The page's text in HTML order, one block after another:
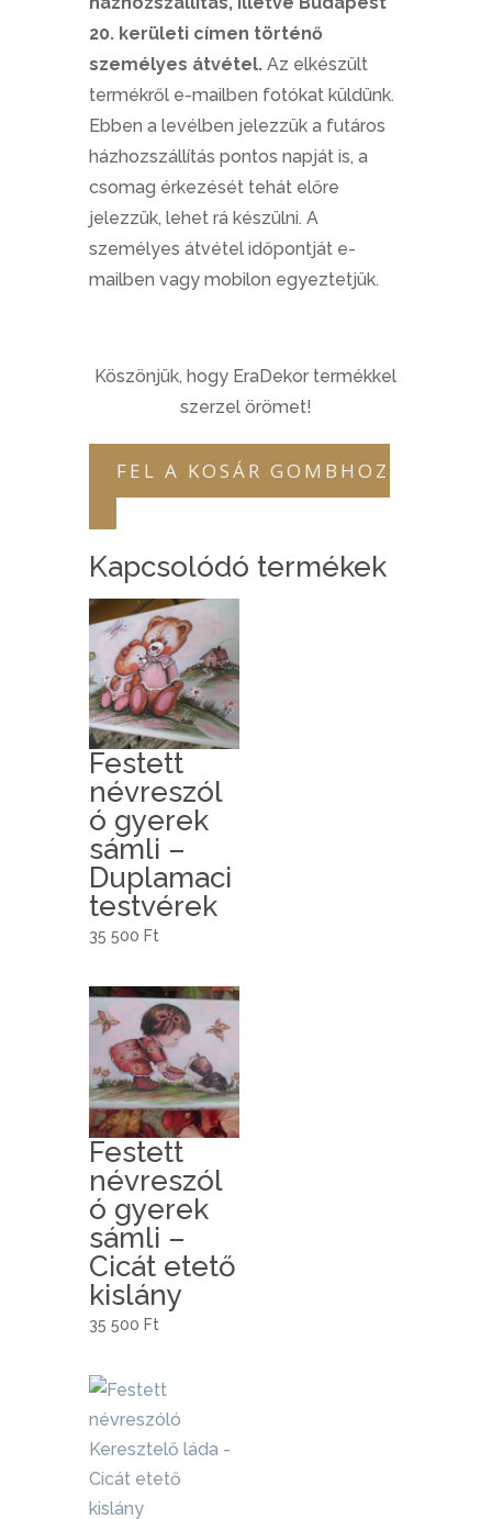
20. kerületi címen történő
személyes átvétel.Az elkészült
termékről e-mailben fotókat küldünk.
Ebben a levélben jelezzük a futáros
házhozszállítás pontos napját is, a
csomag érkezését tehát előre
jelezzük, lehet rá készülni. A
személyes átvétel időpontját e-
mailben vagy mobilon egyeztetjük.
Köszönjük, hogy EraDekor termékkel
szerzel örömet!
FEL A KOSÁR GOMBHOZ
Kapcsolódó termékek
Festett
névreszól
ó gyerek
sámli –
Duplamaci
testvérek
35 500 Ft
Festett
névreszól
ó gyerek
sámli –
Cicát etető
kislány
35 500 Ft